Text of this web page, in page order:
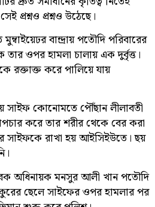
প্রশ্নও প্রশ্নও উঠেছে।
বান্দ্রায় পতৌদি পরিবারের
তার ওপর হামলা চালায় এক দুর্বৃত্ত।
রক্তাক্ত করে পালিয়ে যায়
সাইফ কোনোমতে পৌঁছান লীলাবতী
করে তার শরীর থেকে বের করা
সাইফকে রাখা হয় আইসিইউতে। ছয়
অধিনায়ক মনসুর আলী খান পতৌদি
ছেলে সাইফের ওপর হামলার পর